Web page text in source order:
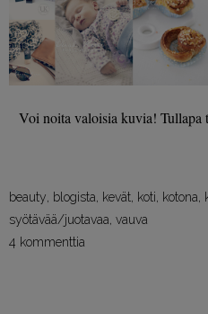
Voi noita valoisia kuvia! Tullapa
beauty blogista kevät koti kotona
syötävää/juotavaa vauva
4 kommenttia